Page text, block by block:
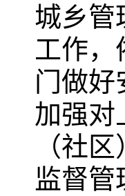
城乡管
工作，
门做好
加强对
（社
监督